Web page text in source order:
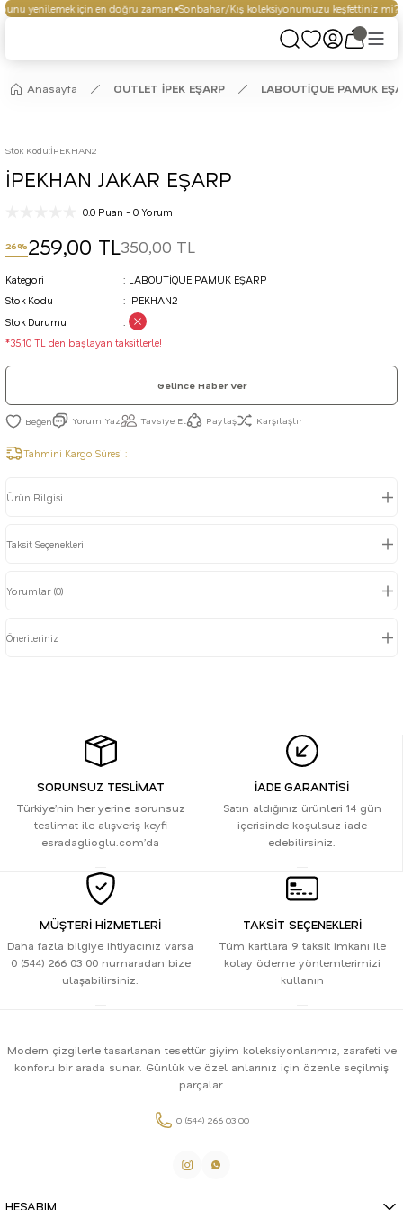
yenilemek için en doğru zaman. Sonbahar/Kış koleksiyonumuzu keşfettiniz mi?
Anasayfa OUTLET İPEK EŞARP LABOUTİQUE PAMUK
Stok Kodu:İPEKHAN2
İPEKHAN JAKAR EŞARP
0.0 Puan - 0 Yorum
26%259,00 TL350,00 TL
Kategori
LABOUTİQUE PAMUK EŞARP
Stok Kodu
İPEKHAN2
Stok Durumu
*35,10 TL den başlayan taksitlerle!
Gelince Haber Ver
Yorum Yaz Tavsiye Et Paylaş Karşılaştır
Tahmini Kargo Süresi :
Ürün Bilgisi
Taksit Seçenekleri
Yorumlar (0)
Önerileriniz
SORUNSUZ TESLİMAT
Türkiye’nin her yerine sorunsuz
teslimat ile alışveriş keyfi
esradaglioglu.com’da
İADE GARANTİSİ
Satın aldığınız ürünleri 14 gün
içerisinde koşulsuz iade
edebilirsiniz.
MÜŞTERİ HİZMETLERİ
Daha fazla bilgiye ihtiyacınız varsa
0 (544) 266 03 00 numaradan bize
ulaşabilirsiniz.
TAKSİT SEÇENEKLERİ
Tüm kartlara 9 taksit imkanı ile
kolay ödeme yöntemlerimizi
kullanın
Modern çizgilerle tasarlanan tesettür giyim koleksiyonlarımız, zarafeti ve
konforu bir arada sunar. Günlük ve özel anlarınız için özenle seçilmiş
parçalar.
0 (544) 266 03 00
HESABIM